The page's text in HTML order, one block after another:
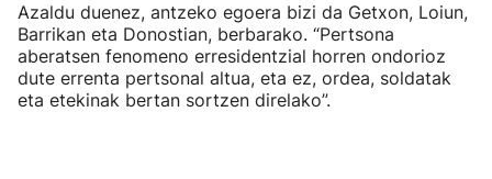
Azaldu duenez, antzeko egoera bizi da Getxon, Loiun,
Barrikan eta Donostian, berbarako. “Pertsona
aberatsen fenomeno erresidentzial horren ondorioz
dute errenta pertsonal altua, eta ez, ordea, soldatak
eta etekinak bertan sortzen direlako”.